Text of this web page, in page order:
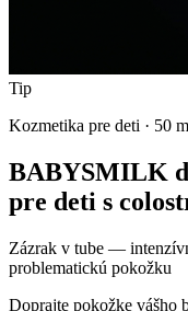
Tip
Kozmetika pre deti · 50
BABYSMILK
pre deti s
Zázrak v tube —
problematickú pokožku
Doprajte pokožke vášho